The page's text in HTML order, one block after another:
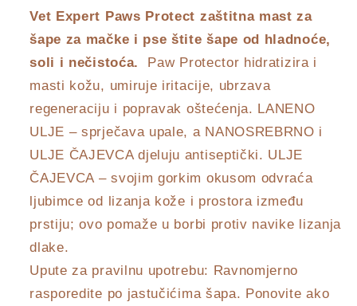
šapica
šapica
Vet Expert Paws Protect zaštitna mast za
šape za mačke i pse štite šape od hladnoće,
soli i nečistoća. Paw Protector hidratizira i
masti kožu, umiruje iritacije, ubrzava
regeneraciju i popravak oštećenja. LANENO
ULJE – sprječava upale, a NANOSREBRNO i
ULJE ČAJEVCA djeluju antiseptički. ULJE
ČAJEVCA – svojim gorkim okusom odvraća
ljubimce od lizanja kože i prostora između
prstiju; ovo pomaže u borbi protiv navike lizanja
dlake.
Upute za pravilnu upotrebu: Ravnomjerno
rasporedite po jastučićima šapa. Ponovite ako